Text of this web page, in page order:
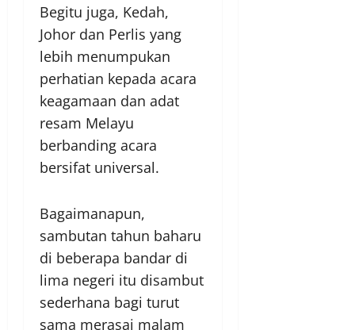
Begitu juga, Kedah,
Johor dan Perlis yang
lebih menumpukan
perhatian kepada acara
keagamaan dan adat
resam Melayu
berbanding acara
bersifat universal.
Bagaimanapun,
sambutan tahun baharu
di beberapa bandar di
lima negeri itu disambut
sederhana bagi turut
sama merasai malam